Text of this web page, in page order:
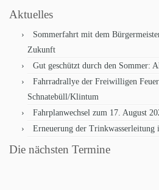
Aktuelles
Sommerfahrt mit dem
Zukunft
Gut geschützt durch den Sommer:
Fahrradrallye der Freiwilligen
Schnatebüll/Klintum
Fahrplanwechsel zum 17. August
Erneuerung der
Die nächsten Termine